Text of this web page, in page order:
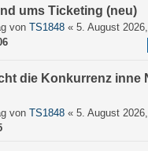
ums Ticketing (neu)
von TS1848 « 5. August
die Konkurrenz inne
von TS1848 « 5. August